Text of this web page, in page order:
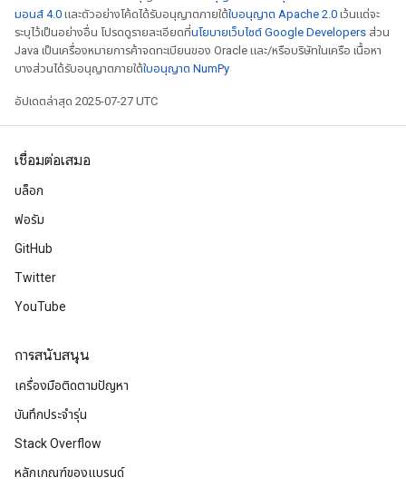
มอนส์ 4.0 และตัวอย่างโค้ดได้รับอนุญาตภายใต้ใบอนุญาต Apache 2.0 เว้นแต่จะ
ระบุไว้เป็นอย่างอื่น โปรดดูรายละเอียดที่นโยบายเว็บไซต์ Google Developers ส่วน
Java เป็นเครื่องหมายการค้าจดทะเบียนของ Oracle และ/หรือบริษัทในเครือ เนื้อหา
บางส่วนได้รับอนุญาตภายใต้ใบอนุญาต NumPy
อัปเดตล่าสุด 2025-07-27 UTC
เชื่อมต่อเสมอ
บล็อก
ฟอรัม
GitHub
Twitter
YouTube
การสนับสนุน
เครื่องมือติดตามปัญหา
บันทึกประจำรุ่น
Stack Overflow
หลักเกณฑ์ของแบรนด์